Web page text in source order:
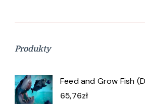
Produkty
Feed and Grow Fish
65,76zł